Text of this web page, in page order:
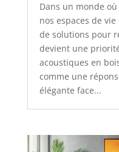
Dans un monde
nos espaces de
de solutions pour
devient une
acoustiques en
comme une
élégante face...